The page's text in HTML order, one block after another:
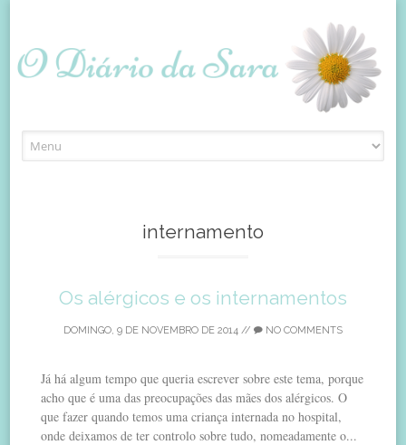
to
internamento
Os alérgicos e os internamentos
DOMINGO, 9 DE NOVEMBRO DE 2014 // NO COMMENTS
Já há algum tempo que queria escrever sobre este tema, porque
acho que é uma das preocupações das mães dos alérgicos. O
que fazer quando temos uma criança internada no hospital,
onde deixamos de ter controlo sobre tudo, nomeadamente o...